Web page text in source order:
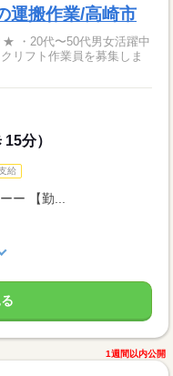
運搬作業/高崎市
★ ・20代〜50代男女活躍中
分）
給
ー 【勤...
1週間以内公開